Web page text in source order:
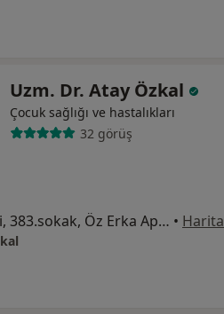
Uzm. Dr. Atay Özkal
Çocuk sağlığı ve hastalıkları
32 görüş
Yörük mahallesi, 383.sokak, Öz Erka Apartmanı,No:7, Manisa • Harita